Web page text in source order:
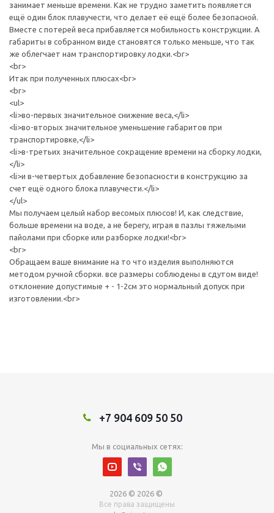
занимает меньше времени. Как не трудно заметить появляется
ещё один блок плавучести, что делает её ещё более безопасной.
Вместе с потерей веса прибавляется мобильность конструкции. А
габариты в собранном виде становятся только меньше, что так
же облегчает нам транспортировку лодки.<br>
<br>
Итак при полученных плюсах<br>
<br>
<ul>
<li>во-первых значительное снижение веса,</li>
<li>во-вторых значительное уменьшение габаритов при
транспортировке,</li>
<li>в-третьих значительное сокращение времени на сборку лодки,
</li>
<li>и в-четвертых добавление безопасности в конструкцию за
счет ещё одного блока плавучести.</li>
</ul>
Мы получаем целый набор весомых плюсов! И, как следствие,
больше времени на воде, а не берегу, играя в пазлы тяжелыми
пайолами при сборке или разборке лодки!<br>
<br>
Обращаем ваше внимание на то что изделия выполняются
методом ручной сборки. все размеры соблюдены в сдутом виде!
отклонение допустимые + - 1-2см это нормальный допуск при
изготовлении.<br>
+7 904 609 50 50
Мы в социальных сетях:
2026 © 2026 ©
Все права защищены